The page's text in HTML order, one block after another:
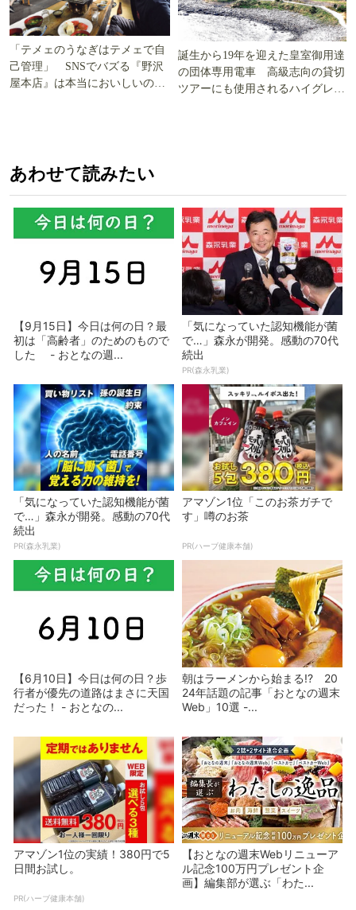
「テメェのうなぎはテメェで自
己管理」 SNSでバズる『野沢
屋本店』は本当においしいの
誕生から19年を迎えた皇室御用達
の団体専用電車 高級志向の貸切
ツアーにも使用されるハイグレー
あわせて読みたい
【9月15日】今日は何の日？最
初は「高齢者」のためのもので
した - おとなの週...
「気になっていた認知機能が菌
で…」森永が開発。感動の70代
続出
PR(森永乳業)
「気になっていた認知機能が菌
で…」森永が開発。感動の70代
続出
PR(森永乳業)
アマゾン1位「このお茶ガチで
す」噂のお茶
PR(ハーブ健康本舗)
【6月10日】今日は何の日？歩
行者が優先の道路はまさに天国
だった！ - おとなの...
朝はラーメンから始まる!? 20
24年話題の記事「おとなの週末
Web」10選 -...
アマゾン1位の実績！380円で5
日間お試し。
PR(ハーブ健康本舗)
【おとなの週末Webリニューア
ル記念100万円プレゼント企
画】編集部が選ぶ「わた...